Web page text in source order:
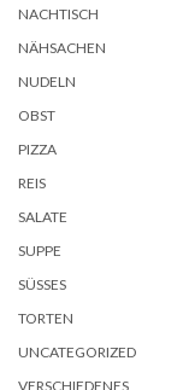
NACHTISCH
NÄHSACHEN
NUDELN
OBST
PIZZA
REIS
SALATE
SUPPE
SÜSSES
TORTEN
UNCATEGORIZED
VERSCHIEDENES